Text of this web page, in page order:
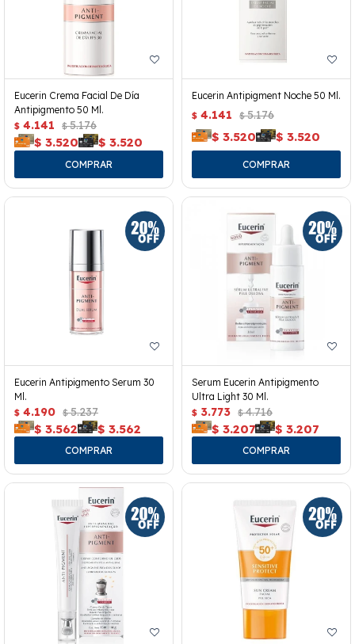
Eucerin Crema Facial De Día
Antipigmento 50 Ml.
$ 4.141 $ 5.176
$ 3.520 $ 3.520
Eucerin Antipigment Noche 50 Ml.
$ 4.141 $ 5.176
$ 3.520 $ 3.520
Eucerin Antipigmento Serum 30
Ml.
$ 4.190 $ 5.237
$ 3.562 $ 3.562
Serum Eucerin Antipigmento
Ultra Light 30 Ml.
$ 3.773 $ 4.716
$ 3.207 $ 3.207